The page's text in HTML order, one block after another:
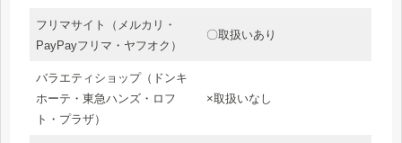
フリマサイト（メルカリ・
PayPayフリマ・ヤフオク）
〇取扱いあり
バラエティショップ（ドンキ
ホーテ・東急ハンズ・ロフ
ト・プラザ）
×取扱いなし